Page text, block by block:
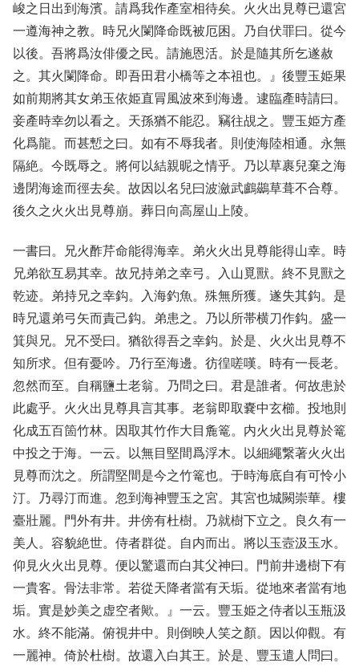
峻之日出到海濱。請爲我作產室相待矣。火火出見尊已還宮
一遵海神之教。時兄火闌降命既被厄困。乃自伏罪曰。從今
以後。吾將爲汝俳優之民。請施恩活。於是隨其所乞遂赦
之。其火闌降命。即吾田君小橋等之本祖也。』後豐玉姫果
如前期將其女弟玉依姫直冐風波來到海邊。逮臨產時請曰。
妾產時幸勿以看之。天孫猶不能忍。竊往覘之。豐玉姫方產
化爲龍。而甚慙之曰。如有不辱我者。則使海陸相通。永無
隔絶。今既辱之。將何以結親昵之情乎。乃以草裹兒棄之海
邊閉海途而徑去矣。故因以名兒曰波瀲武鸕鷀草葺不合尊。
後久之火火出見尊崩。葬日向高屋山上陵。
一書曰。兄火酢芹命能得海幸。弟火火出見尊能得山幸。時
兄弟欲互易其幸。故兄持弟之幸弓。入山覓獸。終不見獸之
乾迹。弟持兄之幸鈎。入海釣魚。殊無所獲。遂失其鈎。是
時兄還弟弓矢而責己鈎。弟患之。乃以所帯横刀作鈎。盛一
箕與兄。兄不受曰。猶欲得吾之幸鈎。於是、火火出見尊不
知所求。但有憂吟。乃行至海邊。彷徨嗟嘆。時有一長老。
忽然而至。自稱鹽土老翁。乃問之曰。君是誰者。何故患於
此處乎。火火出見尊具言其事。老翁即取嚢中玄櫛。投地則
化成五百箇竹林。因取其竹作大目麁篭。内火火出見尊於篭
中投之于海。一云。以無目堅間爲浮木。以細繩繋著火火出
見尊而沈之。所謂堅間是今之竹篭也。于時海底自有可怜小
汀。乃尋汀而進。忽到海神豐玉之宮。其宮也城闕崇華。樓
臺壯麗。門外有井。井傍有杜樹。乃就樹下立之。良久有一
美人。容貌絶世。侍者群從。自内而出。將以玉壼汲玉水。
仰見火火出見尊。便以驚還而白其父神曰。門前井邊樹下有
一貴客。骨法非常。若從天降者當有天垢。從地來者當有地
垢。實是妙美之虚空者歟。』一云。豐玉姫之侍者以玉瓶汲
水。終不能滿。俯視井中。則倒映人笑之顏。因以仰觀。有
一麗神。倚於杜樹。故還入白其王。於是、豐玉遣人問曰。